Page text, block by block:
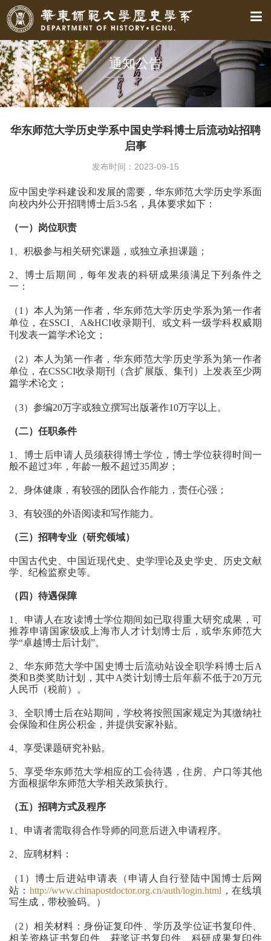
通知公告
华东师范大学历史学系中国史学科博士后流动站招聘
启事
发布时间：2023-09-15
应中国史学科建设和发展的需要，华东师范大学历史学系面
向校内外公开招聘博士后3-5名，具体要求如下：
（一）岗位职责
1、积极参与相关研究课题，或独立承担课题；
2、博士后期间，每年发表的科研成果须满足下列条件之
一：
（1）本人为第一作者，华东师范大学历史学系为第一作者
单位，在SSCI、A&HCI收录期刊、或文科一级学科权威期
刊发表一篇学术论文；
（2）本人为第一作者，华东师范大学历史学系为第一作者
单位，在CSSCI收录期刊（含扩展版、集刊）上发表至少两
篇学术论文；
（3）参编20万字或独立撰写出版著作10万字以上。
（二）任职条件
1、博士后申请人员须获得博士学位，博士学位获得时间一
般不超过3年，年龄一般不超过35周岁；
2、身体健康，有较强的团队合作能力，责任心强；
3、有较强的外语阅读和写作能力。
（三）招聘专业（研究领域）
中国古代史、中国近现代史、史学理论及史学史、历史文献
学、纪检监察史等。
（四）待遇保障
1、申请人在攻读博士学位期间如已取得重大研究成果，可
推荐申请国家级或上海市人才计划博士后，或华东师范大
学“卓越博士后计划”。
2、华东师范大学中国史博士后流动站设全职学科博士后A
类和B类奖助计划，其中A类计划博士后年薪不低于20万元
人民币（税前）。
3、全职博士后在站期间，学校将按照国家规定为其缴纳社
会保险和住房公积金，并提供安家补贴。
4、享受课题研究补贴。
5、享受华东师范大学相应的工会待遇，住房、户口等其他
方面根据华东师范大学相关政策执行。
（五）招聘方式及程序
1、申请者需取得合作导师的同意后进入申请程序。
2、应聘材料：
（ 1）博士后进站申请表（申请人自行登陆中国博士后网
站： http://www.chinapostdoctor.org.cn/auth/login.html ，在线填
写生成，带校验码。）
（2）相关材料：身份证复印件、学历及学位证书复印件、
相关资格证书复印件、获奖证书复印件、科研成果复印件